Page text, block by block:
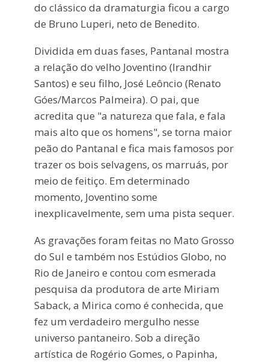
do clássico da dramaturgia ficou a cargo
de Bruno Luperi, neto de Benedito.
Dividida em duas fases, Pantanal mostra
a relação do velho Joventino (Irandhir
Santos) e seu filho, José Leôncio (Renato
Góes/Marcos Palmeira). O pai, que
acredita que "a natureza que fala, e fala
mais alto que os homens", se torna maior
peão do Pantanal e fica mais famosos por
trazer os bois selvagens, os marruás, por
meio de feitiço. Em determinado
momento, Joventino some
inexplicavelmente, sem uma pista sequer.
As gravações foram feitas no Mato Grosso
do Sul e também nos Estúdios Globo, no
Rio de Janeiro e contou com esmerada
pesquisa da produtora de arte Miriam
Saback, a Mirica como é conhecida, que
fez um verdadeiro mergulho nesse
universo pantaneiro. Sob a direção
artística de Rogério Gomes, o Papinha,